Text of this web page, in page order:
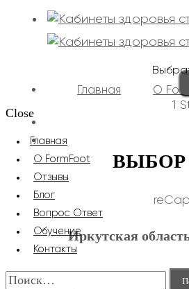
1
ВЫБОР
Иркутская
Главная О
Close
Главная
О FormFoot
Отзывы
Блог
Вопрос Ответ
Обучение
Контакты
Найти: